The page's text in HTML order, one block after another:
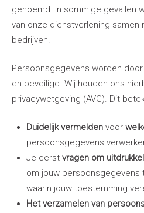
genoemd. In sommige gevallen
van onze dienstverlening
bedrijven.
Persoonsgegevens worden
en beveiligd. Wij houden ons
privacywetgeving (AVG). Dit
Duidelijk vermelden voor
persoonsgegevens
Je eerst vragen om
om jouw persoonsgegevens
waarin jouw toestemming
Het verzamelen van